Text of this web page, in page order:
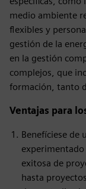
medio ambiente
flexibles y
gestión de la
en la gestión
complejos, que
formación, tanto
Ventajas para
Benefíciese de
exitosa de
hasta